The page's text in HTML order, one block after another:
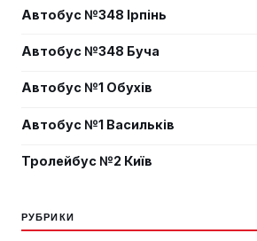
Автобус №348 Ірпінь
Автобус №348 Буча
Автобус №1 Обухів
Автобус №1 Васильків
Тролейбус №2 Київ
РУБРИКИ